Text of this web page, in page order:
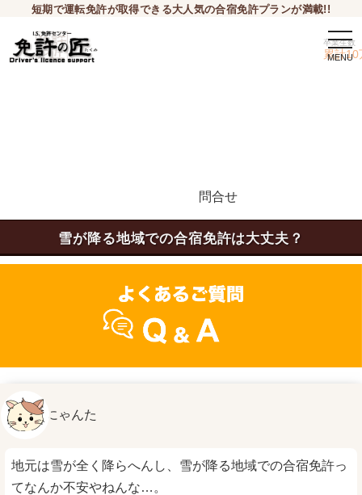
短期で運転免許が取得できる大人気の合宿免許プランが満載!!
卒業生数
累計10
問合せ
雪が降る地域での合宿免許は大丈夫？
にゃんた
地元は雪が全く降らへんし、雪が降る地域での合宿免許っ
てなんか不安やねんな…。